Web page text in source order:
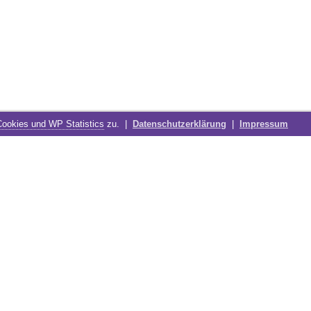
und WP Statistics zu. | Datenschutzerklärung Impressum